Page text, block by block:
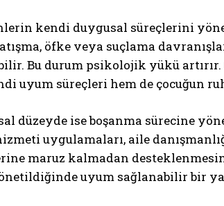
kendi duygusal süreçlerini
öfke veya suçlama
Bu durum psikolojik yükü
uyum süreçleri hem de çocuğun
düzeyde ise boşanma sürecine
uygulamaları, aile
maruz kalmadan
uyum sağlanabilir bir